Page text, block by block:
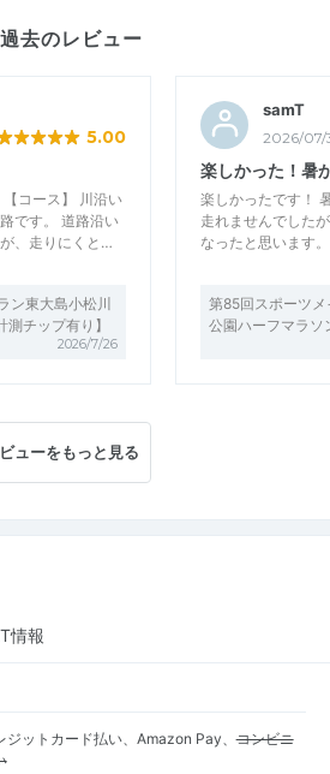
去のレビュー
5.00
コース】 川沿い
です。 道路沿い
、走りにくと…
ン東大島小松川
チップ有り】
2026/7/26
samT
2026/07/
楽しかった！暑
楽しかったです！
走れませんでした
なったと思います。
第85回スポーツ
公園ハーフマラソ
ューをもっと見る
情報
ジットカード払い、Amazon Pay、コンビニ